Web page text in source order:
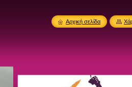
Αρχική σελίδα